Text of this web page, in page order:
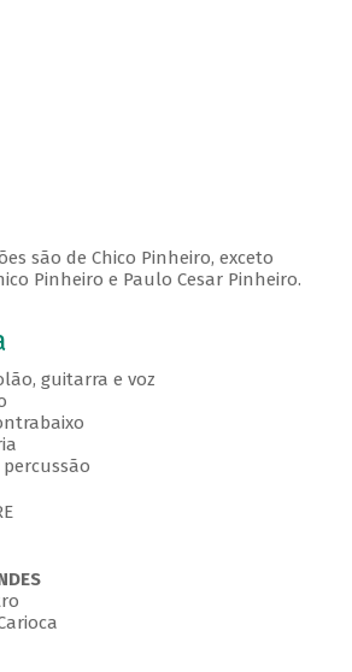
são de Chico Pinheiro, exceto
Pinheiro e Paulo Cesar Pinheiro.
guitarra e voz